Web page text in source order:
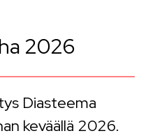
2026
Diasteema
keväällä 2026.